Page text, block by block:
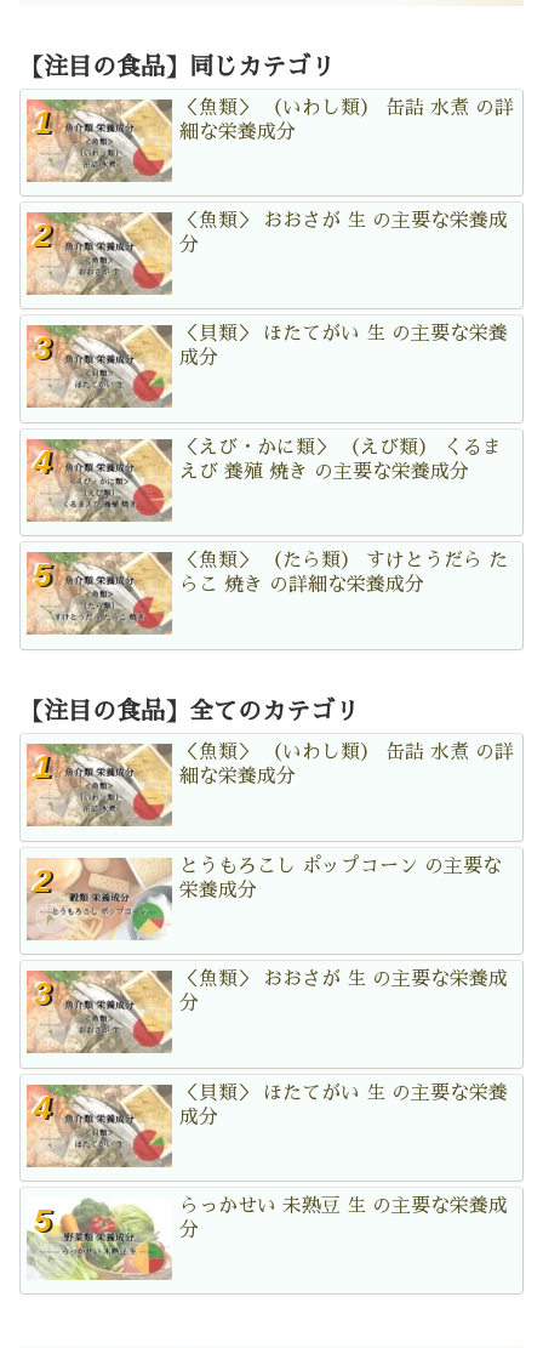
【注目の食品】同じカテゴリ
＜魚類＞ （いわし類） 缶詰 水煮 の詳
細な栄養成分
＜魚類＞ おおさが 生 の主要な栄養成
分
＜貝類＞ ほたてがい 生 の主要な栄養
成分
＜えび・かに類＞ （えび類） くるま
えび 養殖 焼き の主要な栄養成分
＜魚類＞ （たら類） すけとうだら た
らこ 焼き の詳細な栄養成分
【注目の食品】全てのカテゴリ
＜魚類＞ （いわし類） 缶詰 水煮 の詳
細な栄養成分
とうもろこし ポップコーン の主要な
栄養成分
＜魚類＞ おおさが 生 の主要な栄養成
分
＜貝類＞ ほたてがい 生 の主要な栄養
成分
らっかせい 未熟豆 生 の主要な栄養成
分